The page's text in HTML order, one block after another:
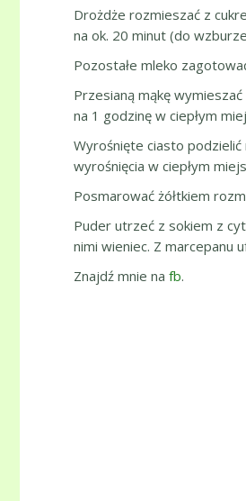
Drożdże rozmieszać z
na ok. 20 minut (do
Pozostałe mleko
Przesianą mąkę
na 1 godzinę w ciepłym
Wyrośnięte ciasto podzielić
wyrośnięcia w ciepłym
Posmarować żółtkiem
Puder utrzeć z sokiem z
nimi wieniec. Z marcepanu
Znajdź mnie na fb.